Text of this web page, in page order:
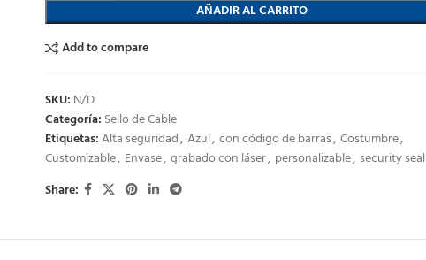
AÑADIR AL CARRITO
Add to compare
SKU: N/D
Categoría: Sello de Cable
Etiquetas:Alta seguridad, Azul, con código de barras, Costumbre,
Customizable, Envase, grabado con láser, personalizable, security seal
Share: